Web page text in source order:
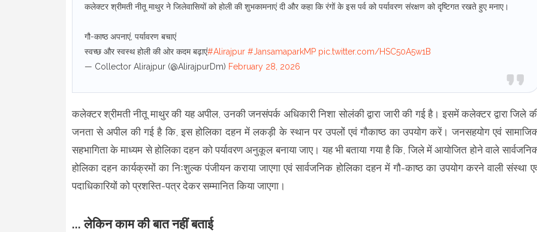
कलेक्टर श्रीमती नीतू माथुर ने जिलेवासियों को होली की शुभकामनाएं दी और कहा कि रंगों के इस पर्व को पर्यावरण संरक्षण को दृष्टिगत रखते हुए मनाए।
गौ-काष्ठ अपनाएं, पर्यावरण बचाएं
स्वच्छ और स्वस्थ होली की ओर कदम बढ़ाएं#Alirajpur #JansamaparkMP pic.twitter.com/HSC50A5w1B
— Collector Alirajpur (@AlirajpurDm) February 28, 2026
कलेक्टर श्रीमती नीतू माथुर की यह अपील, उनकी जनसंपर्क अधिकारी निशा सोलंकी द्वारा जारी की गई है। इसमें कलेक्टर द्वारा जिले
जनता से अपील की गई है कि, इस होलिका दहन में लकड़ी के स्थान पर उपलों एवं गौकाष्ठ का उपयोग करें। जनसहयोग एवं
सहभागिता के माध्यम से होलिका दहन को पर्यावरण अनुकूल बनाया जाए। यह भी बताया गया है कि, जिले में आयोजित होने वाले
होलिका दहन कार्यक्रमों का निःशुल्क पंजीयन कराया जाएगा एवं सार्वजनिक होलिका दहन में गौ-काष्ठ का उपयोग करने वाली संस्था
पदाधिकारियों को प्रशस्ति-पत्र देकर सम्मानित किया जाएगा।
... लेकिन काम की बात नहीं बताई